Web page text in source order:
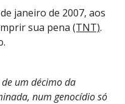
janeiro de 2007, aos
sua pena (TNT).
um décimo da
num genocídio só